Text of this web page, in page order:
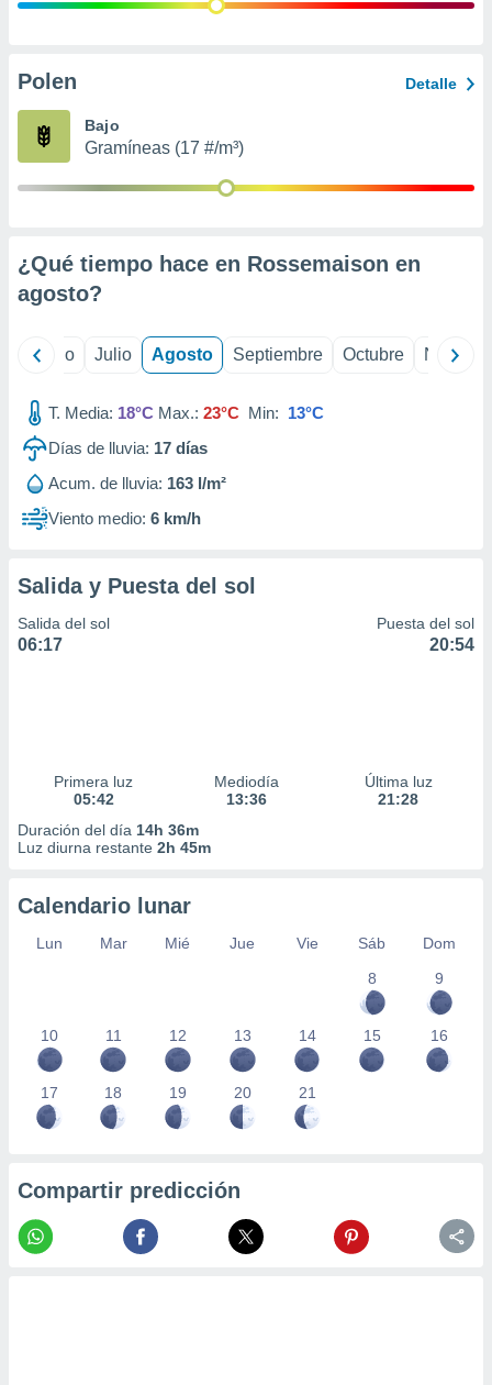
e
publicidad
Polen Detalle
Bajo
Gramíneas (17 #/m³)
¿Qué tiempo hace en Rossemaison en
agosto?
Junio Julio Agosto Septiembre Octubre
T. Media: 18°C Max.: 23°C Min: 13°C
Días de lluvia: 17 días
Acum. de lluvia: 163 l/m²
Viento medio: 6 km/h
Salida y Puesta del sol
Salida del sol
06:17
Puesta del sol
20:54
Primera luz
05:42
Mediodía
13:36
Última luz
21:28
Duración del día 14h 36m
Luz diurna restante 2h 45m
Calendario lunar
Lun Mar Mié Jue Vie Sáb
Dom
8
9
10 11 12 13 14 15 16
17 18 19 20 21
Compartir predicción